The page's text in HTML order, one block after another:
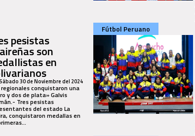
pesistas
son
en
30 de Noviembre del 2024
regionales conquistaron una
y dos de plata» Galvis
Tres pesistas
del estado La
conquistaron medallas en
Fútbol Peruano